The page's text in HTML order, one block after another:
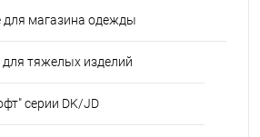
магазина одежды
тяжелых изделий
серии DK/JD